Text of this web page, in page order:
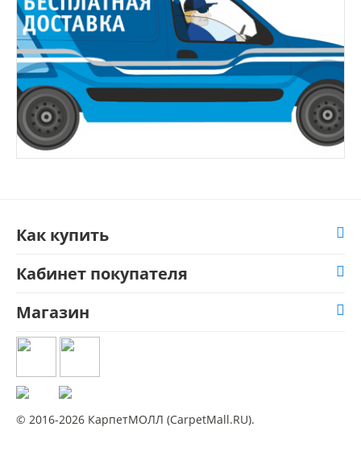
Как купить
Кабинет покупателя
Магазин
© 2016-2026 КарпетМОЛЛ (CarpetMall.RU).